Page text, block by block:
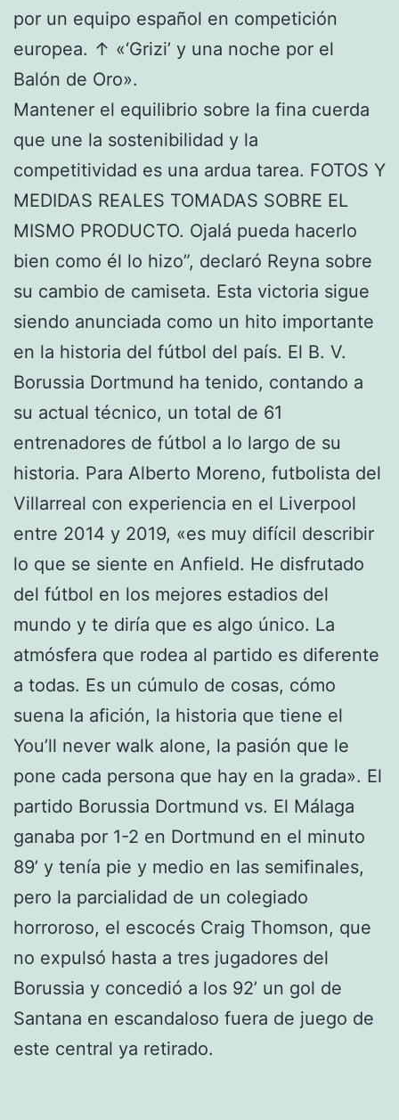
por un equipo español en competición
europea. ↑ «‘Grizi’ y una noche por el
Balón de Oro».
Mantener el equilibrio sobre la fina cuerda
que une la sostenibilidad y la
competitividad es una ardua tarea. FOTOS Y
MEDIDAS REALES TOMADAS SOBRE EL
MISMO PRODUCTO. Ojalá pueda hacerlo
bien como él lo hizo”, declaró Reyna sobre
su cambio de camiseta. Esta victoria sigue
siendo anunciada como un hito importante
en la historia del fútbol del país. El B. V.
Borussia Dortmund ha tenido, contando a
su actual técnico, un total de 61
entrenadores de fútbol a lo largo de su
historia. Para Alberto Moreno, futbolista del
Villarreal con experiencia en el Liverpool
entre 2014 y 2019, «es muy difícil describir
lo que se siente en Anfield. He disfrutado
del fútbol en los mejores estadios del
mundo y te diría que es algo único. La
atmósfera que rodea al partido es diferente
a todas. Es un cúmulo de cosas, cómo
suena la afición, la historia que tiene el
You’ll never walk alone, la pasión que le
pone cada persona que hay en la grada». El
partido Borussia Dortmund vs. El Málaga
ganaba por 1-2 en Dortmund en el minuto
89’ y tenía pie y medio en las semifinales,
pero la parcialidad de un colegiado
horroroso, el escocés Craig Thomson, que
no expulsó hasta a tres jugadores del
Borussia y concedió a los 92’ un gol de
Santana en escandaloso fuera de juego de
este central ya retirado.